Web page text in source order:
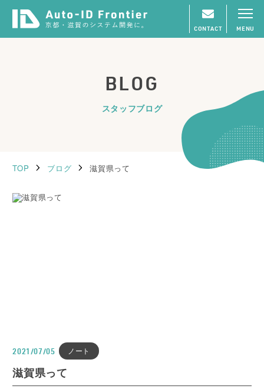
CONTACT MENU
BLOG
スタッフブログ
TOP ブログ 滋賀県って
2021/07/05 ノート
滋賀県って